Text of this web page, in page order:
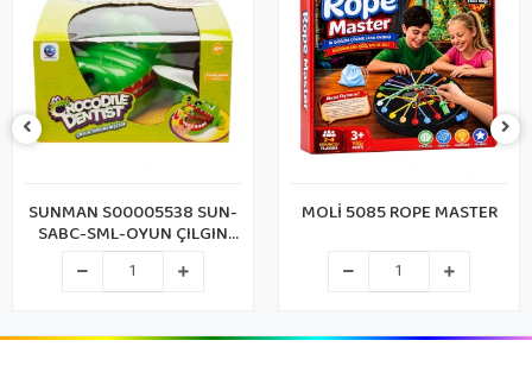
SUNMAN S00005538 SUN-
SABC-SML-OYUN ÇILGIN
TİMSAH DİŞÇİDE
MOLİ 5085 ROPE MASTER